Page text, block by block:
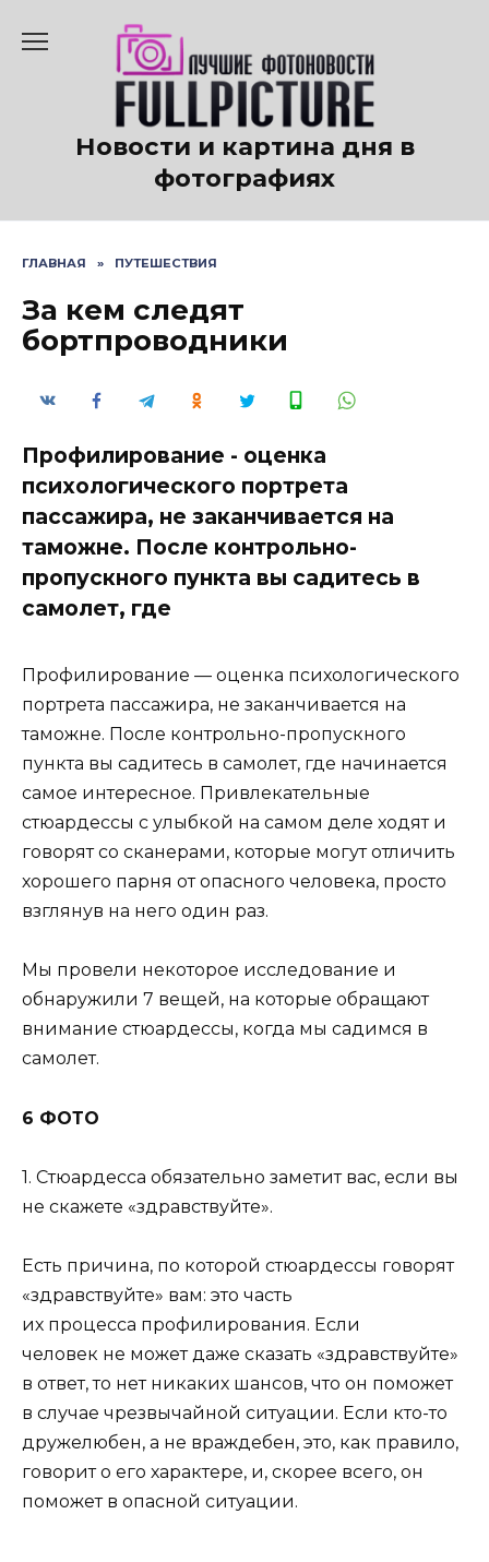
содержанию
Новости и картина дня в
фотографиях
ГЛАВНАЯ » ПУТЕШЕСТВИЯ
За кем следят
бортпроводники
Профилирование - оценка
психологического портрета
пассажира, не заканчивается на
таможне. После контрольно-
пропускного пункта вы садитесь в
самолет, где
Профилирование — оценка психологического
портрета пассажира, не заканчивается на
таможне. После контрольно-пропускного
пункта вы садитесь в самолет, где начинается
самое интересное. Привлекательные
стюардессы с улыбкой на самом деле ходят и
говорят со сканерами, которые могут отличить
хорошего парня от опасного человека, просто
взглянув на него один раз.
Мы провели некоторое исследование и
обнаружили 7 вещей, на которые обращают
внимание стюардессы, когда мы садимся в
самолет.
6 ФОТО
1. Стюардесса обязательно заметит вас, если вы
не скажете «здравствуйте».
Есть причина, по которой стюардессы говорят
«здравствуйте» вам: это часть
их процесса профилирования. Если
человек не может даже сказать «здравствуйте»
в ответ, то нет никаких шансов, что он поможет
в случае чрезвычайной ситуации. Если кто-то
дружелюбен, а не враждебен, это, как правило,
говорит о его характере, и, скорее всего, он
поможет в опасной ситуации.